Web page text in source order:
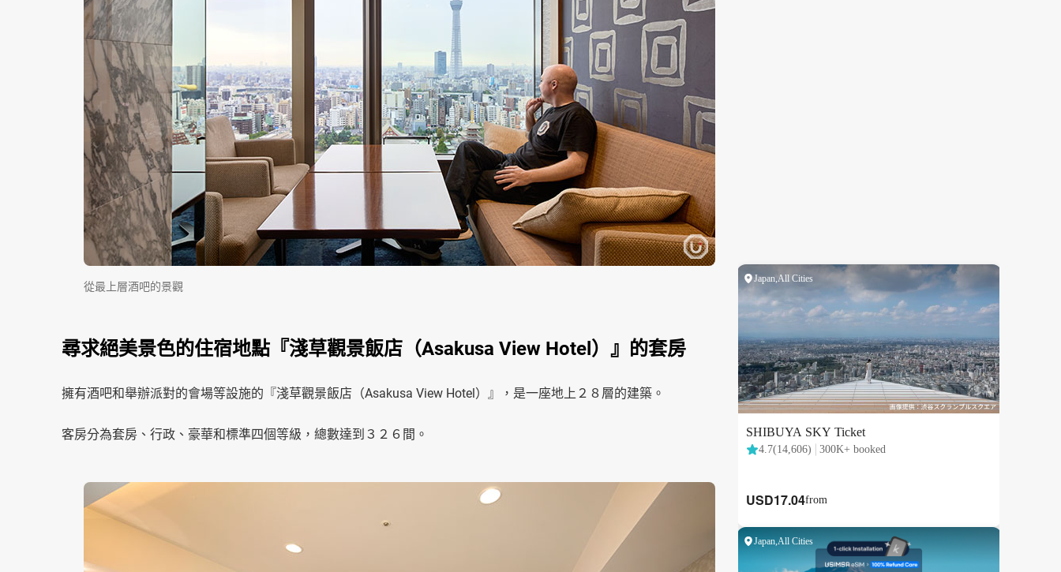
從最上層酒吧的景觀
尋求絕美景色的住宿地點『淺草觀景飯店（Asakusa View Hotel）』的套房
擁有酒吧和舉辦派對的會場等設施的『淺草觀景飯店（Asakusa View Hotel）』，是一座地上２８層的建築。
客房分為套房、行政、豪華和標準四個等級，總數達到３２６間。